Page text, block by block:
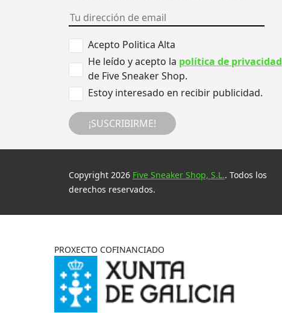
Acepto Politica Alta
He leído y acepto la política de privacidad
de Five Sneaker Shop.
Estoy interesado en recibir publicidad.
¡SUSCRIBIRME!
Copyright 2026 Five Sneaker Shop, S.L.. Todos los
derechos reservados.
PROXECTO COFINANCIADO